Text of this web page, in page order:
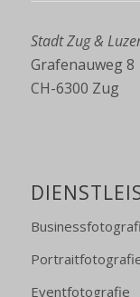
Stadt Zug &
Grafenauweg 8
CH-6300 Zug
Eventfotografie